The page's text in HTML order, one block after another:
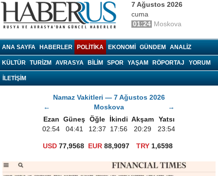
7 Ağustos 2026
cuma
01:24 Moskova
ANA SAYFA HABERLER POLITIKA EKONOMI GÜNDEM ANALIZ
KÜLTÜR TURIZM AVRASYA BILIM SPOR YAŞAM RÖPORTAJ YORUM
İLETİŞİM
Namaz Vakitleri — 7 Ağustos 2026
←
Moskova
→
Ezan Güneş Öğle İkindi Akşam
Yatsı
02:54
04:41 12:37 17:56 20:29 23:54
USD 77,9568 EUR 88,9097 TRY1,6598